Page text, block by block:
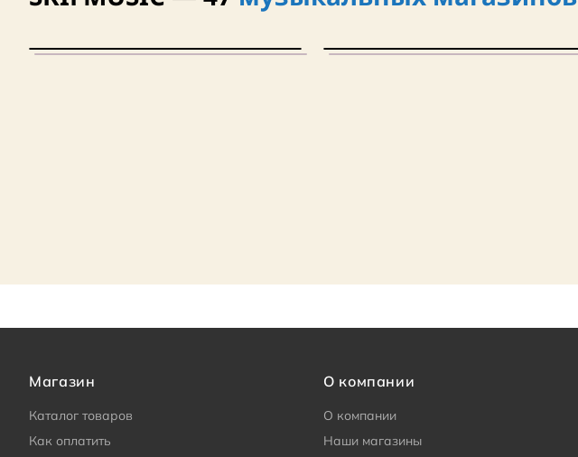
Магазин
Каталог товаров
Как оплатить
О компании
О компании
Наши магазины